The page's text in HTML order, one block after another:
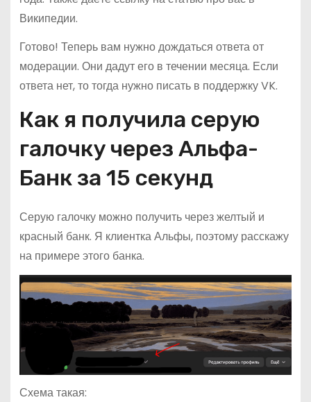
Википедии.
Готово! Теперь вам нужно дождаться ответа от
модерации. Они дадут его в течении месяца. Если
ответа нет, то тогда нужно писать в поддержку VK.
Как я получила серую
галочку через Альфа-
Банк за 15 секунд
Серую галочку можно получить через желтый и
красный банк. Я клиентка Альфы, поэтому расскажу
на примере этого банка.
Схема такая: